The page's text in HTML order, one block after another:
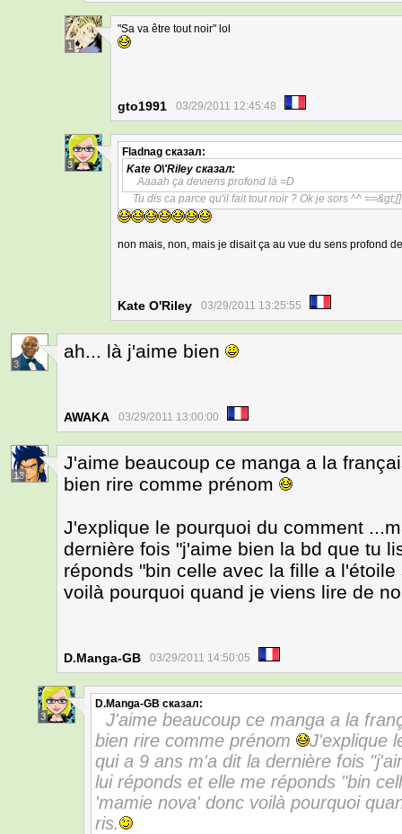
1
"Sa va être tout noir" lol
gto1991 03/29/2011 12:45:48
3
Fladnag сказал:
Kate O\'Riley сказал:
Aaaah ça deviens profond là =D
Tu dis ca parce qu'il fait tout noir ? Ok je sors ^^ ==&gt;[]
non mais, non, mais je disait ça au vue du sens profond
Kate O'Riley 03/29/2011 13:25:55
3
ah... là j'aime bien
AWAKA 03/29/2011 13:00:00
13
J'aime beaucoup ce manga a la
bien rire comme prénom
J'explique le pourquoi du comment
dernière fois "j'aime bien la bd que tu
réponds "bin celle avec la fille a
voilà pourquoi quand je viens lire de
D.Manga-GB 03/29/2011 14:50:05
3
D.Manga-GB сказал:
J'aime beaucoup ce manga a la
bien rire comme prénom
J'explique
qui a 9 ans m'a dit la dernière fois
lui réponds et elle me réponds "bin
'mamie nova' donc voilà pourquoi
ris.